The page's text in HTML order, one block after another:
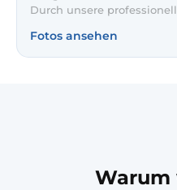
Durch unsere
schonend entfernt und der
aufgehellt. So schlafen
Fotos ansehen
Warum